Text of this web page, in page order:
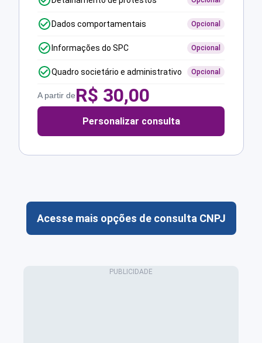
Dados comportamentais Opcional
Informações do SPC Opcional
Quadro societário e administrativo Opcional
A partir deR$ 30,00
Personalizar consulta
Acesse mais opções de consulta CNPJ